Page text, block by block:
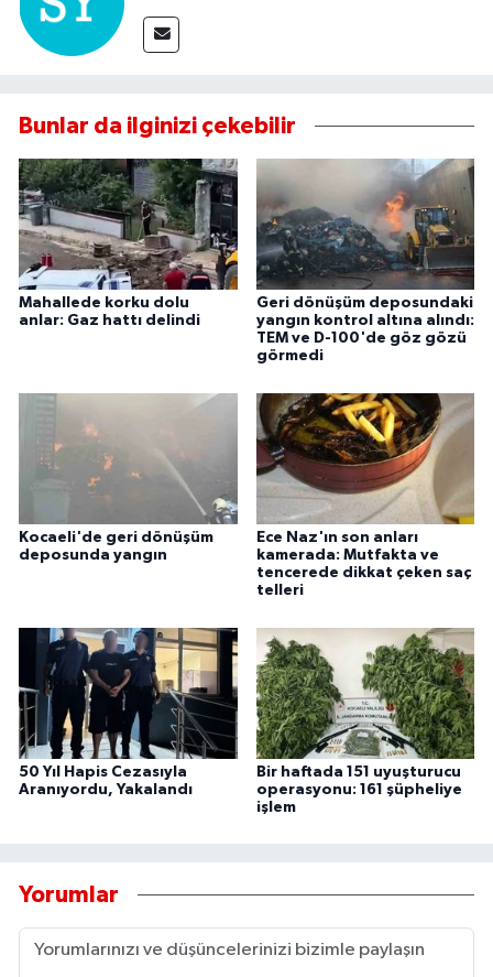
Bunlar da ilginizi çekebilir
Mahallede korku dolu
anlar: Gaz hattı delindi
Geri dönüşüm deposundaki
yangın kontrol altına alındı:
TEM ve D-100'de göz gözü
görmedi
Kocaeli'de geri dönüşüm
deposunda yangın
Ece Naz'ın son anları
kamerada: Mutfakta ve
tencerede dikkat çeken saç
telleri
50 Yıl Hapis Cezasıyla
Aranıyordu, Yakalandı
Bir haftada 151 uyuşturucu
operasyonu: 161 şüpheliye
işlem
Yorumlar